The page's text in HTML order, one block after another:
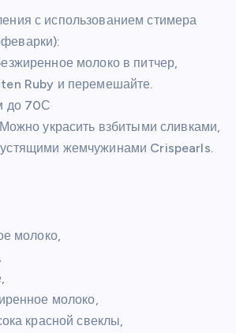
с использованием стимера
молоко в питчер,
Ruby и перемешайте.
до 70С
украсить взбитыми сливками,
жемчужинами Crispearls.
молоко,
молоко,
красной свеклы,